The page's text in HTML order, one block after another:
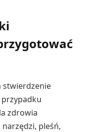
stwierdzenie
zdrowia
pleśń,